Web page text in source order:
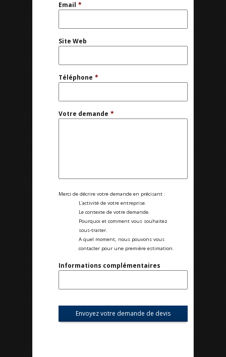
Email *
Site Web
Téléphone *
Votre demande *
Merci de décrire votre demande en précisant :
L'activité de votre entreprise.
Le contexte de votre demande.
Pourquoi et comment vous souhaitez
sous-traiter.
A quel moment, nous pouvons vous
contacter pour une première estimation.
Informations complémentaires